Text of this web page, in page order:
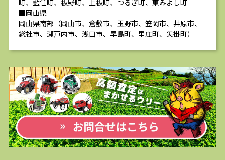
町、藍住町、板野町、上板町、つるぎ町、東みよし町
■岡山県
岡山県南部（岡山市、倉敷市、玉野市、笠岡市、井原市、
総社市、瀬戸内市、浅口市、早島町、里庄町、矢掛町）